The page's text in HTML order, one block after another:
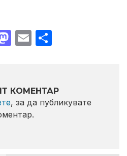
Mastodon
Email
КОМЕНТАР
, за да публикувате